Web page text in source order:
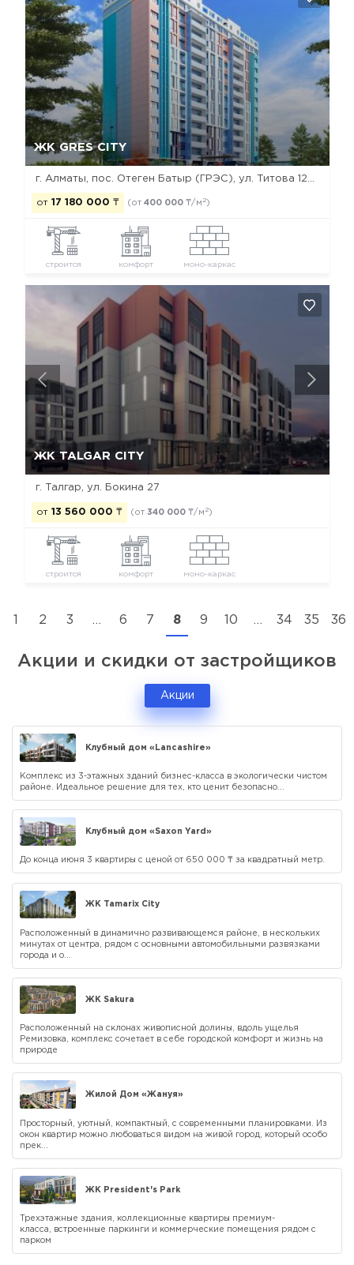
ЖК GRES CITY
от 17 180 000 ₸ (от 400 000 ₸/м 2)
строится комфорт моно-каркас
Да, удалить Отмена
ЖК TALGAR CITY
г. Талгар, ул. Бокина 27
от 13 560 000 ₸ (от 340 000 ₸/м 2)
строится комфорт моно-каркас
Да, удалить Отмена
1 2 3 … 6 7 8 9 10 … 34 35 36
Акции и скидки от застройщиков
Акции
Клубный дом «Lancashire»
Комплекс из 3-этажных зданий бизнес-класса в экологически чистом
районе. Идеальное решение для тех, кто ценит безопасно...
Клубный дом «Saxon Yard»
До конца июня 3 квартиры с ценой от 650 000 ₸ за квадратный метр.
ЖК Tamarix City
Расположенный в динамично развивающемся районе, в нескольких
минутах от центра, рядом с основными автомобильными развязками
города и о...
ЖК Sakura
Расположенный на склонах живописной долины, вдоль ущелья
Ремизовка, комплекс сочетает в себе городской комфорт и жизнь на
природе
Жилой Дом «Жануя»
Просторный, уютный, компактный, с современными планировками. Из
окон квартир можно любоваться видом на живой город, который особо
прек...
ЖК President's Park
Трехэтажные здания, коллекционные квартиры премиум-
класса, встроенные паркинги и коммерческие помещения рядом с
парком